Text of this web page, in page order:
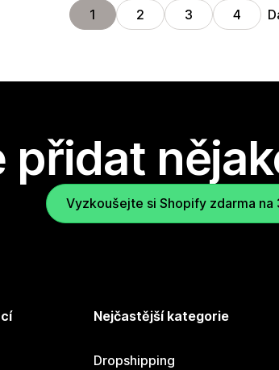
1 2 3 4
přidat
Vyzkoušejte si Shopify zdarma na
Nejčastější kategorie
Dropshipping